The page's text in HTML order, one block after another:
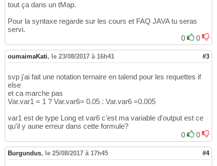
tout ça dans un tMap.
Pour la syntaxe regarde sur les cours et FAQ JAVA tu seras
servi.
0
0
oumaimaKati, le 23/08/2017 à 16h41 #3
svp j'ai fait une notation ternaire en talend pour les requettes if
else
et ca marche pas
Var.var1 = 1 ? Var.var6= 0.05 : Var.var6 =0.005
var1 est de type Long et var6 c'est ma variable d'output est ce
qu'il y aune erreur dans cette formule?
0
0
Burgundus, le 25/08/2017 à 17h45 #4